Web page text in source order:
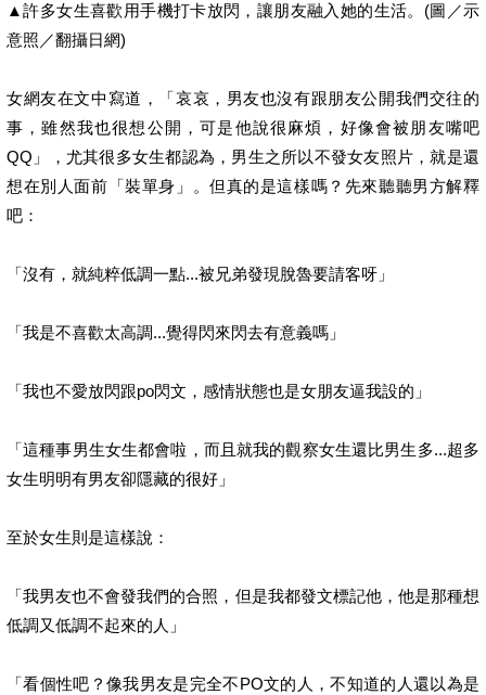
▲許多女生喜歡用手機打卡放閃，讓朋友融入她的生活。(圖／示
意照／翻攝日網)
女網友在文中寫道，「哀哀，男友也沒有跟朋友公開我們交往的
事，雖然我也很想公開，可是他說很麻煩，好像會被朋友嘴吧
QQ」，尤其很多女生都認為，男生之所以不發女友照片，就是還
想在別人面前「裝單身」。但真的是這樣嗎？先來聽聽男方解釋
吧：
「沒有，就純粹低調一點...被兄弟發現脫魯要請客呀」
「我是不喜歡太高調...覺得閃來閃去有意義嗎」
「我也不愛放閃跟po閃文，感情狀態也是女朋友逼我設的」
「這種事男生女生都會啦，而且就我的觀察女生還比男生多...超多
女生明明有男友卻隱藏的很好」
至於女生則是這樣說：
「我男友也不會發我們的合照，但是我都發文標記他，他是那種想
低調又低調不起來的人」
「看個性吧？像我男友是完全不PO文的人，不知道的人還以為是